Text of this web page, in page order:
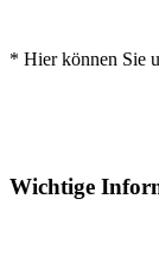
* Hier können Sie
Wichtige